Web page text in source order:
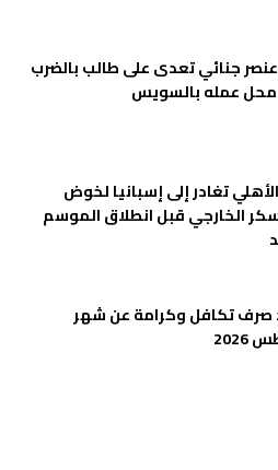
جنائي تعدى على طالب بالضرب
محل عمله بالسويس
تغادر إلى إسبانيا لخوض
الخارجي قبل انطلاق الموسم
صرف تكافل وكرامة عن شهر